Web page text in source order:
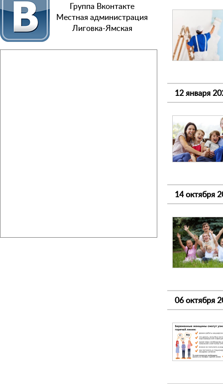
Группа Вконтакте
Местная администрация
Лиговка-Ямская
12 января
14 октября
06 октября